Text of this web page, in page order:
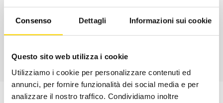
Consenso Dettagli Informazioni sui cookie
Questo sito web utilizza i cookie
Utilizziamo i cookie per personalizzare contenuti ed
annunci, per fornire funzionalità dei social media e per
analizzare il nostro traffico. Condividiamo inoltre